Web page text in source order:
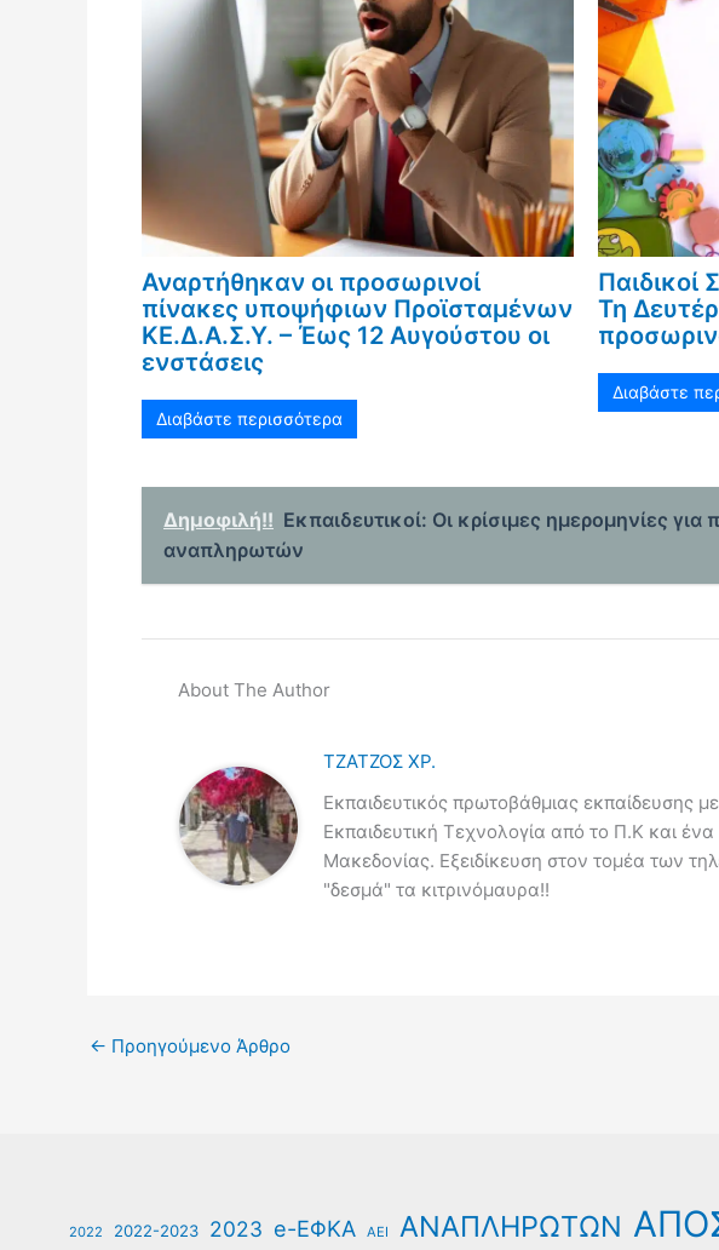
Αναρτήθηκαν οι προσωρινοί
πίνακες υποψήφιων Προϊσταμένων
ΚΕ.Δ.Α.Σ.Υ. – Έως 12 Αυγούστου οι
ενστάσεις
Διαβάστε περισσότερα
Παιδικοί
Τη
Διαβάστε
Δημοφιλή!! Εκπαιδευτικοί: Οι κρίσιμες ημερομηνίες
αναπληρωτών
About The Author
ΤΖΑΤΖΟΣ ΧΡ.
Εκπαιδευτικός πρωτοβάθμιας εκπαίδευσης
Εκπαιδευτική Τεχνολογία από το Π.Κ και
Μακεδονίας. Εξειδίκευση στον τομέα των
"δεσμά" τα κιτρινόμαυρα!!
← Προηγούμενο Άρθρο
2022 2022-2023 2023 e-ΕΦΚΑ ΑΕΙ ΑΝΑΠΛΗΡΩΤΩΝ